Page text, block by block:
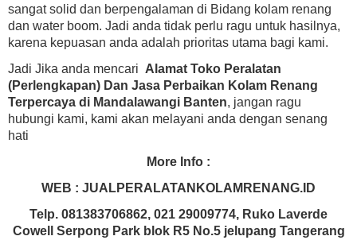
sangat solid dan berpengalaman di Bidang kolam renang
dan water boom. Jadi anda tidak perlu ragu untuk hasilnya,
karena kepuasan anda adalah prioritas utama bagi kami.
Jadi Jika anda mencari Alamat Toko Peralatan
(Perlengkapan) Dan Jasa Perbaikan Kolam Renang
Terpercaya di Mandalawangi Banten, jangan ragu
hubungi kami, kami akan melayani anda dengan senang
hati
More Info :
WEB : JUALPERALATANKOLAMRENANG.ID
Telp. 081383706862, 021 29009774, Ruko Laverde
Cowell Serpong Park blok R5 No.5 jelupang Tangerang